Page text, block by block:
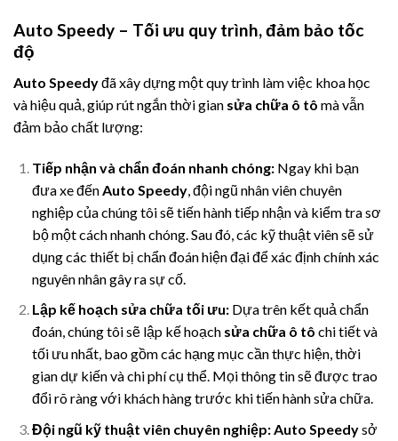
Auto Speedy – Tối ưu quy trình, đảm bảo tốc
độ
Auto Speedyđã xây dựng một quy trình làm việc khoa học
và hiệu quả, giúp rút ngắn thời gian sửa chữa ô tô mà vẫn
đảm bảo chất lượng:
Tiếp nhận và chẩn đoán nhanh chóng:Ngay khi bạn
đưa xe đến Auto Speedy, đội ngũ nhân viên chuyên
nghiệp của chúng tôi sẽ tiến hành tiếp nhận và kiểm tra sơ
bộ một cách nhanh chóng. Sau đó, các kỹ thuật viên sẽ sử
dụng các thiết bị chẩn đoán hiện đại để xác định chính xác
nguyên nhân gây ra sự cố.
Lập kế hoạch sửa chữa tối ưu:Dựa trên kết quả chẩn
đoán, chúng tôi sẽ lập kế hoạch sửa chữa ô tô chi tiết và
tối ưu nhất, bao gồm các hạng mục cần thực hiện, thời
gian dự kiến và chi phí cụ thể. Mọi thông tin sẽ được trao
đổi rõ ràng với khách hàng trước khi tiến hành sửa chữa.
Đội ngũ kỹ thuật viên chuyên nghiệp: Auto Speedysở